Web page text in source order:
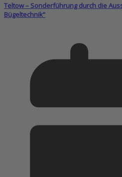
Teltow – Sonderführung durch die
Bügeltechnik“